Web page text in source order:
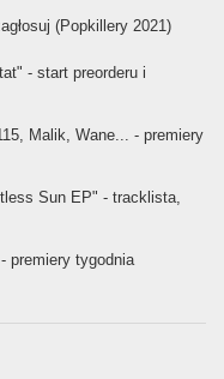
(Popkillery 2021)
- start preorderu i
Malik, Wane... - premiery
Sun EP" - tracklista,
premiery tygodnia